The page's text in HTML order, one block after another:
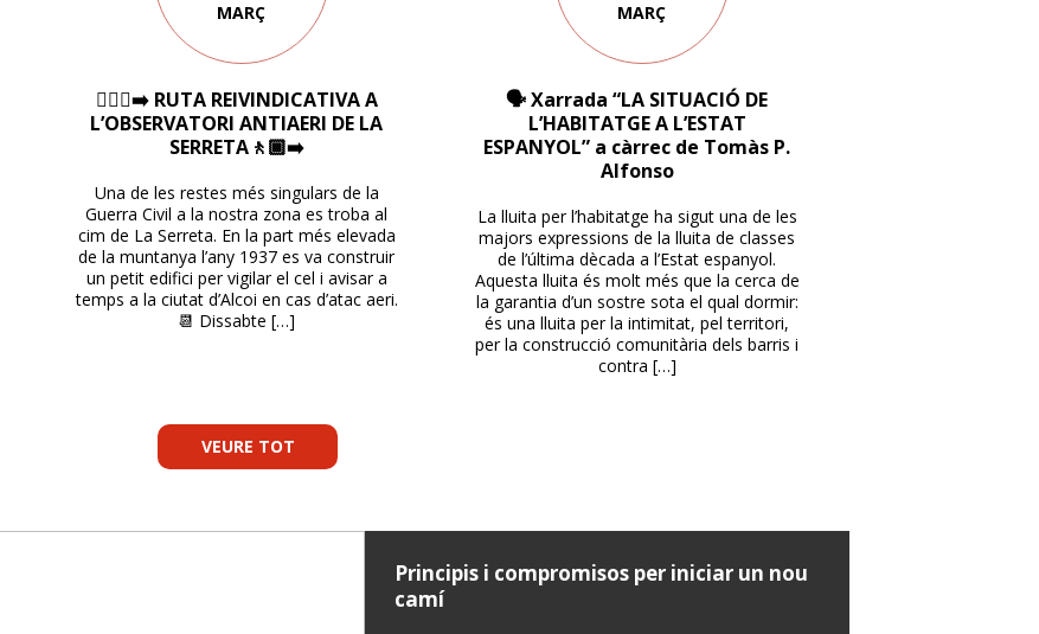
MARÇ
🚶🏽‍♀️‍➡️ RUTA REIVINDICATIVA A
L’OBSERVATORI ANTIAERI DE LA
SERRETA🚶🏾‍➡️
Una de les restes més singulars de la
Guerra Civil a la nostra zona es troba al
cim de La Serreta. En la part més elevada
de la muntanya l’any 1937 es va construir
un petit edifici per vigilar el cel i avisar a
temps a la ciutat d’Alcoi en cas d’atac aeri.
📆 Dissabte […]
MARÇ
🗣 Xarrada “LA SITUACIÓ DE
L’HABITATGE A L’ESTAT
ESPANYOL” a càrrec de Tomàs P.
Alfonso
La lluita per l’habitatge ha sigut una de les
majors expressions de la lluita de classes
de l’última dècada a l’Estat espanyol.
Aquesta lluita és molt més que la cerca de
la garantia d’un sostre sota el qual dormir:
és una lluita per la intimitat, pel territori,
per la construcció comunitària dels barris i
contra […]
VEURE TOT
Principis i compromisos per iniciar un nou
camí